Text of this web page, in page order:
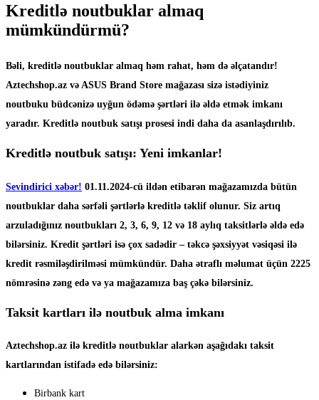
Kreditlə noutbuklar almaq
mümkündürmü?
Bəli, kreditlə noutbuklar almaq həm rahat, həm də əlçatandır!
Aztechshop.az və ASUS Brand Store mağazası sizə istədiyiniz
noutbuku büdcənizə uyğun ödəmə şərtləri ilə əldə etmək imkanı
yaradır. Kreditlə noutbuk satışı prosesi indi daha da asanlaşdırılıb.
Kreditlə noutbuk satışı: Yeni imkanlar!
Sevindirici xəbər! 01.11.2024-cü ildən etibarən mağazamızda bütün
noutbuklar daha sərfəli şərtlərlə kreditlə təklif olunur. Siz artıq
arzuladığınız noutbukları 2, 3, 6, 9, 12 və 18 aylıq taksitlərlə əldə edə
bilərsiniz. Kredit şərtləri isə çox sadədir – təkcə şəxsiyyət vəsiqəsi ilə
kredit rəsmiləşdirilməsi mümkündür. Daha ətraflı məlumat üçün 2225
nömrəsinə zəng edə və ya mağazamıza baş çəkə bilərsiniz.
Taksit kartları ilə noutbuk alma imkanı
Aztechshop.az ilə kreditlə noutbuklar alarkən aşağıdakı taksit
kartlarından istifadə edə bilərsiniz:
Birbank kart